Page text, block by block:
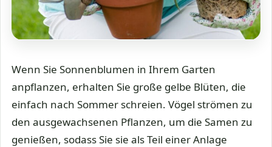
Wenn Sie Sonnenblumen in Ihrem Garten
anpflanzen, erhalten Sie große gelbe Blüten, die
einfach nach Sommer schreien. Vögel strömen zu
den ausgewachsenen Pflanzen, um die Samen zu
genießen, sodass Sie sie als Teil einer Anlage